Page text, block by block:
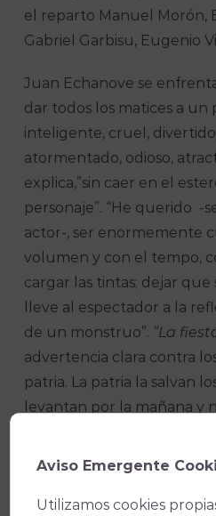
el reparto Manuel Morón,
Gabriel Garbisu, Eugenio
Juan Echanove se
dar todos los matices a un
inteligente, cruel,
atormentado, odioso,
explica,”sin caer en el
personaje”. “He querido -
actor-, ser enormemente
volumen y con el tempo,
cargar las tintas; dejar
lleve al espectador a la
de un monstruo”. “La
advertencia clara contra
patria. La patria la salvan
levantan por la mañana y
Gabinete de Prensa
Aviso Emergente
Utilizamos cookies